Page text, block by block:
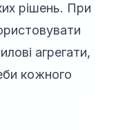
рішень. При
агрегати,
кожного